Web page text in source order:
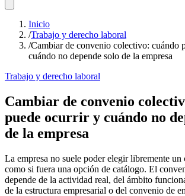
Inicio
/Trabajo y derecho laboral
/Cambiar de convenio colectivo: cuándo
cuándo no depende solo de la empresa
Trabajo y derecho laboral
Cambiar de convenio
puede ocurrir y cuándo no
de la empresa
La empresa no suele poder elegir libremente un
como si fuera una opción de catálogo. El
depende de la actividad real, del ámbito
de la estructura empresarial o del convenio de